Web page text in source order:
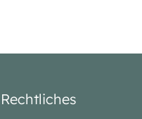
Rechtliches